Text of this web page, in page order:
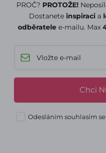
PROČ? PROTOŽE!
Dostanete inspiraci a
odběratelee-mailu. Max
Chci
Odesláním souhlasím se